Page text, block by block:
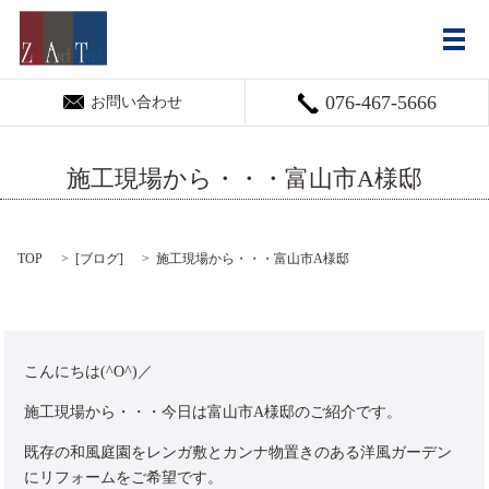
お問い合わせ 076-467-5666
メ
施工現場から・・・富山市A様邸
TOP [ブログ] 施工現場から・・・富山市A様邸
こんにちは(^O^)／
施工現場から・・・今日は富山市A様邸のご紹介です。
既存の和風庭園をレンガ敷とカンナ物置きのある洋風ガーデン
にリフォームをご希望です。